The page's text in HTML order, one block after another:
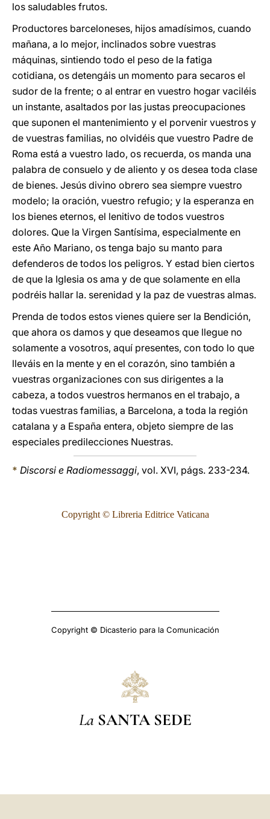
los saludables frutos.
Productores barceloneses, hijos amadísimos, cuando
mañana, a lo mejor, inclinados sobre vuestras
máquinas, sintiendo todo el peso de la fatiga
cotidiana, os detengáis un momento para secaros el
sudor de la frente; o al entrar en vuestro hogar vaciléis
un instante, asaltados por las justas preocupaciones
que suponen el mantenimiento y el porvenir vuestros y
de vuestras familias, no olvidéis que vuestro Padre de
Roma está a vuestro lado, os recuerda, os manda una
palabra de consuelo y de aliento y os desea toda clase
de bienes. Jesús divino obrero sea siempre vuestro
modelo; la oración, vuestro refugio; y la esperanza en
los bienes eternos, el lenitivo de todos vuestros
dolores. Que la Virgen Santísima, especialmente en
este Año Mariano, os tenga bajo su manto para
defenderos de todos los peligros. Y estad bien ciertos
de que la Iglesia os ama y de que solamente en ella
podréis hallar la. serenidad y la paz de vuestras almas.
Prenda de todos estos vienes quiere ser la Bendición,
que ahora os damos y que deseamos que llegue no
solamente a vosotros, aquí presentes, con todo lo que
lleváis en la mente y en el corazón, sino también a
vuestras organizaciones con sus diri­gentes a la
cabeza, a todos vuestros hermanos en el trabajo, a
todas vuestras familias, a Barcelona, a toda la región
catalana y a España entera, objeto siempre de las
especiales predilecciones Nuestras.
* Discorsi e Radiomessaggi, vol. XVI, págs. 233-234.
Copyright © Libreria Editrice Vaticana
Copyright © Dicasterio para la Comunicación
La SANTA SEDE